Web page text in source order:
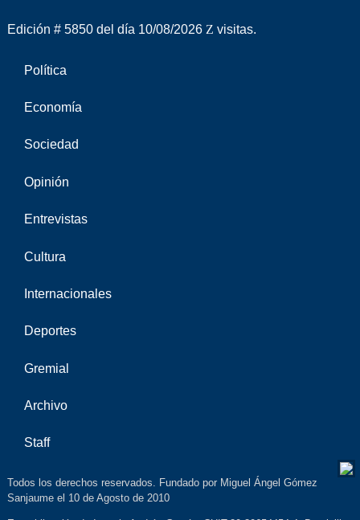
Edición # 5850 del día 10/08/2026 visitas.
Política
Economía
Sociedad
Opinión
Entrevistas
Cultura
Internacionales
Deportes
Gremial
Archivo
Staff
Todos los derechos reservados. Fundado por Miguel Ángel Gómez
Sanjaume el 10 de Agosto de 2010